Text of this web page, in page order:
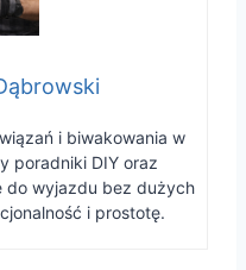
i biwakowania w
poradniki DIY oraz
do wyjazdu bez dużych
i prostotę.